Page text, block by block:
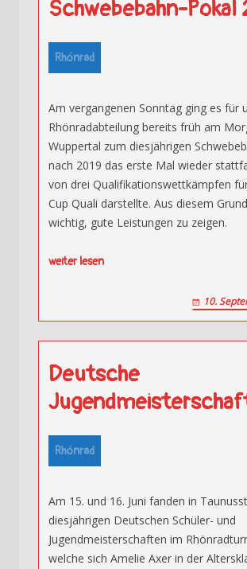
Schwebebahn-
Rhönrad
Am vergangenen Sonntag ging es für
Rhönradabteilung bereits früh am
Wuppertal zum diesjährigen
nach 2019 das erste Mal wieder
von drei Qualifikationswettkämpfen
Cup Quali darstellte. Aus diesem
wichtig, gute Leistungen zu zeigen.
weiter lesen
10.
Deutsche
Rhönrad
Am 15. und 16. Juni fanden in
diesjährigen Deutschen Schüler- und
Jugendmeisterschaften im
welche sich Amelie Axer in der